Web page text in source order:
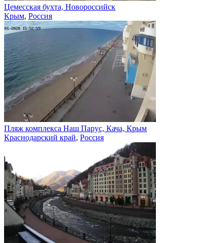
Цемесская бухта, Новороссийск
Крым, Россия
Пляж комплекса Наш Парус, Кача, Крым
Краснодарский край, Россия